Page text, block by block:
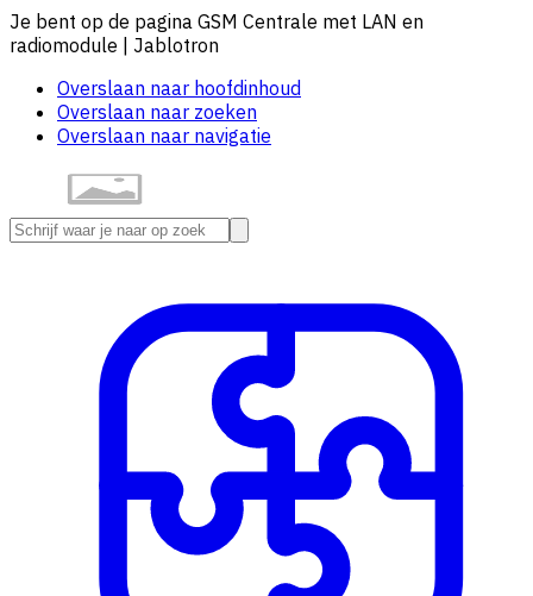
Je bent op de pagina GSM Centrale met LAN en
radiomodule | Jablotron
Overslaan naar hoofdinhoud
Overslaan naar zoeken
Overslaan naar navigatie